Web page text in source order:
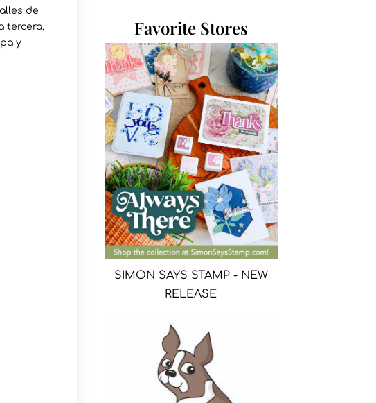
de
tercera.
y
Favorite Stores
SIMON SAYS STAMP - NEW
RELEASE